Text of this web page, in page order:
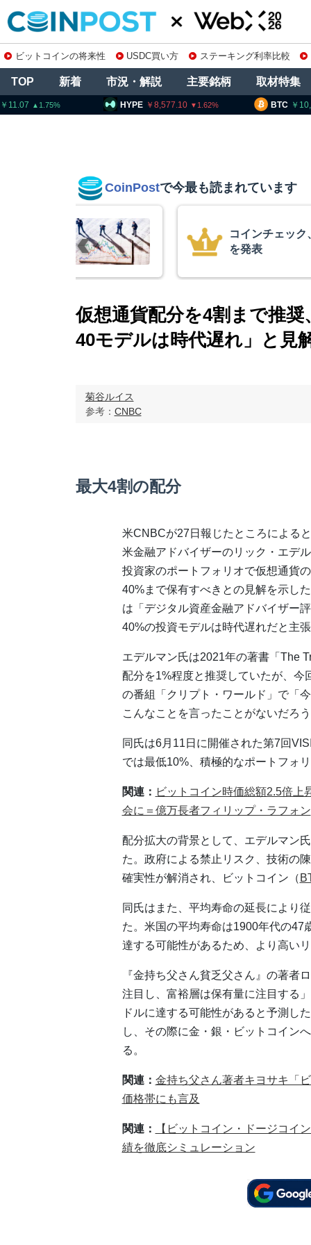
ビットコインの将来性 USDC買い方 ステーキング利率比較
TOP 新着 市況・解説 主要銘柄 取材特集
BTC 10,263,757 1.32
HYPE 1.62
CoinPostで今最も読まれています
銘柄の上場廃止
米クラリ
月まで延
仮想通貨配分を4割まで推
40モデルは時代遅れ」と見
菊谷ルイス
参考： CNBC
最大4割の配分
米CNBCが27日報じたところによる
米金融アドバイザーのリック・エデ
投資家のポートフォリオで仮想通貨
40%まで保有すべきとの見解を示し
は「デジタル資産金融アドバイザー
40%の投資モデルは時代遅れだと主
エデルマン氏は2021年の著書「The
配分を1%程度と推奨していたが、
の番組「クリプト・ワールド」で「
こんなことを言ったことがないだろ
同氏は6月11日に開催された第7回
では最低10%、積極的なポートフォ
関連： ビットコイン時価総額2.5倍上
会に＝億万長者フィリップ・ラフォン
配分拡大の背景として、エデルマン
た。政府による禁止リスク、技術の
確実性が解消され、ビットコイン（
同氏はまた、平均寿命の延長により
た。米国の平均寿命は1900年代の47
達する可能性があるため、より高い
『金持ち父さん貧乏父さん』の著者
注目し、富裕層は保有量に注目する
ドルに達する可能性があると予測し
し、その際に金・銀・ビットコイン
る。
関連： 金持ち父さん著者キヨサキ「
価格帯にも言及
関連：
【ビットコイン・ドージコイ
績を徹底シミュレーション